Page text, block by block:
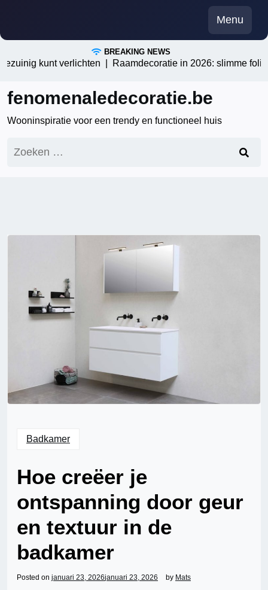
content
Menu
BREAKING NEWS
kunt verlichten |Raamdecoratie in 2026: slimme
fenomenaledecoratie.be
Wooninspiratie voor een trendy en functioneel huis
naar:
Badkamer
Hoe creëer je
ontspanning door geur
en textuur in de
badkamer
Posted on januari 23, 2026januari 23, 2026 by Mats